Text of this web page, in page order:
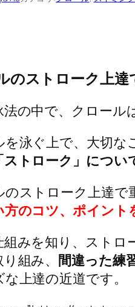
のストローク上達
の中で、クロール
を泳ぐ上で、大切な
ストローク」につ
ストローク上達で
のコツ、ポイント
みを知り、ストロ
組み、 間違った練
上達の近道です。